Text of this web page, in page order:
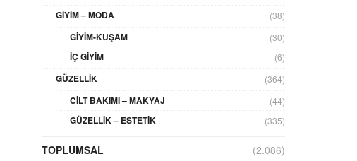
GIYIM – MODA (38)
GIYIM-KUŞAM (30)
İÇ GIYIM (6)
GÜZELLIK (364)
CILT BAKIMI – MAKYAJ (44)
GÜZELLIK – ESTETIK (335)
TOPLUMSAL (2.086)